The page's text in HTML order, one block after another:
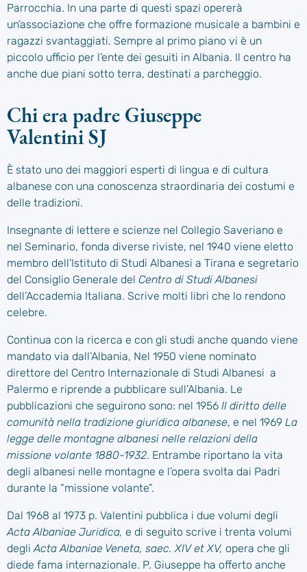
Parrocchia. In una parte di questi spazi opererà
un’associazione che offre formazione musicale a bambini e
ragazzi svantaggiati. Sempre al primo piano vi è un
piccolo ufficio per l’ente dei gesuiti in Albania. Il centro ha
anche due piani sotto terra, destinati a parcheggio.
Chi era padre Giuseppe
Valentini SJ
È stato uno dei maggiori esperti di lingua e di cultura
albanese con una conoscenza straordinaria dei costumi e
delle tradizioni.
Insegnante di lettere e scienze nel Collegio Saveriano e
nel Seminario, fonda diverse riviste, nel 1940 viene eletto
membro dell’Istituto di Studi Albanesi a Tirana e segretario
del Consiglio Generale del Centro di Studi Albanesi
dell’Accademia Italiana. Scrive molti libri che lo rendono
celebre.
Continua con la ricerca e con gli studi anche quando viene
mandato via dall’Albania, Nel 1950 viene nominato
direttore del Centro Internazionale di Studi Albanesi a
Palermo e riprende a pubblicare sull’Albania. Le
pubblicazioni che seguirono sono: nel 1956 Il diritto delle
comunità nella tradizione giuridica albanese, e nel 1969 La
legge delle montagne albanesi nelle relazioni della
missione volante 1880-1932. Entrambe riportano la vita
degli albanesi nelle montagne e l’opera svolta dai Padri
durante la “missione volante”.
Dal 1968 al 1973 p. Valentini pubblica i due volumi degli
Acta Albaniae Juridica, e di seguito scrive i trenta volumi
degli Acta Albaniae Veneta, saec. XIV et XV, opera che gli
diede fama internazionale. P. Giuseppe ha offerto anche